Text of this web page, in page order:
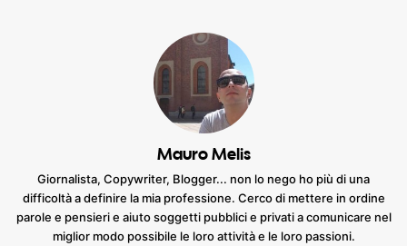
Mauro Melis
Giornalista, Copywriter, Blogger... non lo nego ho più di una
difficoltà a definire la mia professione. Cerco di mettere in ordine
parole e pensieri e aiuto soggetti pubblici e privati a comunicare nel
miglior modo possibile le loro attività e le loro passioni.